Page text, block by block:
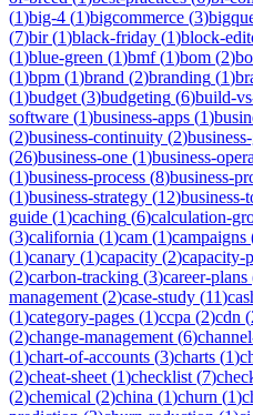
(1)big-4 (1)bigcommerce (3)
(7)bir(1)black-friday (1)block-
(1)blue-green (1)bmf(1)bom (2)
(1)bpm (1)brand (2)branding (1)
(1)budget (3)budgeting (6)build-
software (1)business-apps (1)
(2)business-continuity (2)
(26)business-one (1)business-
(1)business-process (8)business-
(1)business-strategy (12)business-
guide (1)caching (6)calculation-
(3)california (1)cam (1)campaigns
(1)canary (1)capacity (2)capacity-
(2)carbon-tracking (3)career-plans
management (2)case-study (11)
(1)category-pages (1)ccpa (2)cdn (
(2)change-management (6)
(1)chart-of-accounts (3)charts (1)
(2)cheat-sheet (1)checklist (7)
(2)chemical (2)china (1)churn (1)